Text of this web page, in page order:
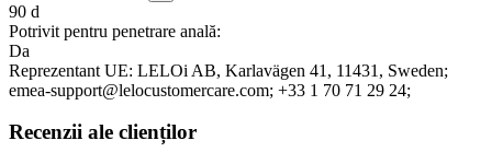
90 d
Potrivit pentru penetrare anală:
Da
Reprezentant UE: LELOi AB, Karlavägen 41 , 11431 , Sweden;
emea-support@lelocustomercare.com; +33 1 70 71 29 24;
Recenzii ale clienților